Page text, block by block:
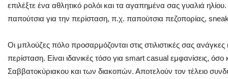
επιλέξτε ένα αθλητικό ρολόι και τα αγαπημένα σας γυαλιά
παπούτσια για την περίσταση, π.χ. παπούτσια πεζοπορίας,
Οι μπλούζες πόλο προσαρμόζονται στις στιλιστικές σας
περίσταση. Είναι ιδανικές τόσο για smart casual εμφανίσεις, όσο
Σαββατοκύριακου και των διακοπών. Αποτελούν τον τέλειο